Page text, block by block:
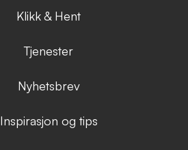
Klikk & Hent
Tjenester
Nyhetsbrev
Inspirasjon og tips